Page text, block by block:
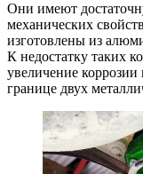
Они имеют
механических
изготовлены из
К недостатку таких
увеличение коррозии
границе двух